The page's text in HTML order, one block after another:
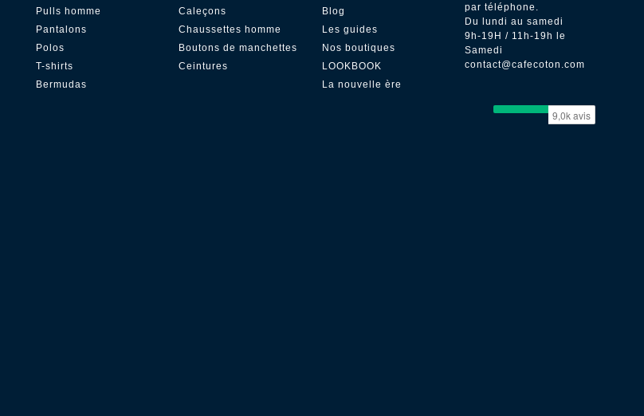
Pulls homme
Pantalons
Polos
T-shirts
Bermudas
Caleçons
Chaussettes homme
Boutons de manchettes
Ceintures
Blog
Les guides
Nos boutiques
LOOKBOOK
La nouvelle ère
par téléphone.
Du lundi au samedi
9h-19H / 11h-19h le
Samedi
contact@cafecoton.com